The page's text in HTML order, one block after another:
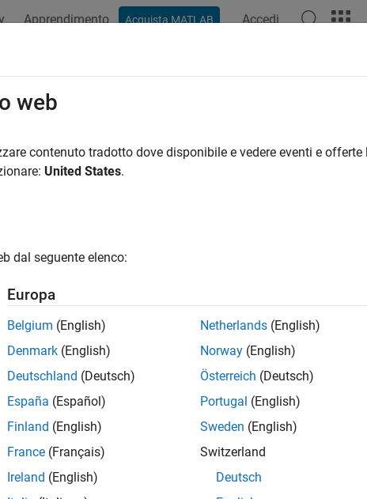
Apprendimento Acquista MATLAB Accedi
per
web
contenuto tradotto dove disponibile e vedere eventi e
United States.
dal seguente elenco:
Europa
Belgium (English)
Denmark (English)
Deutschland (Deutsch)
España (Español)
Finland (English)
France (Français)
Ireland (English)
Netherlands (English)
Norway (English)
Österreich (Deutsch)
Portugal (English)
Sweden (English)
Switzerland
Deutsch